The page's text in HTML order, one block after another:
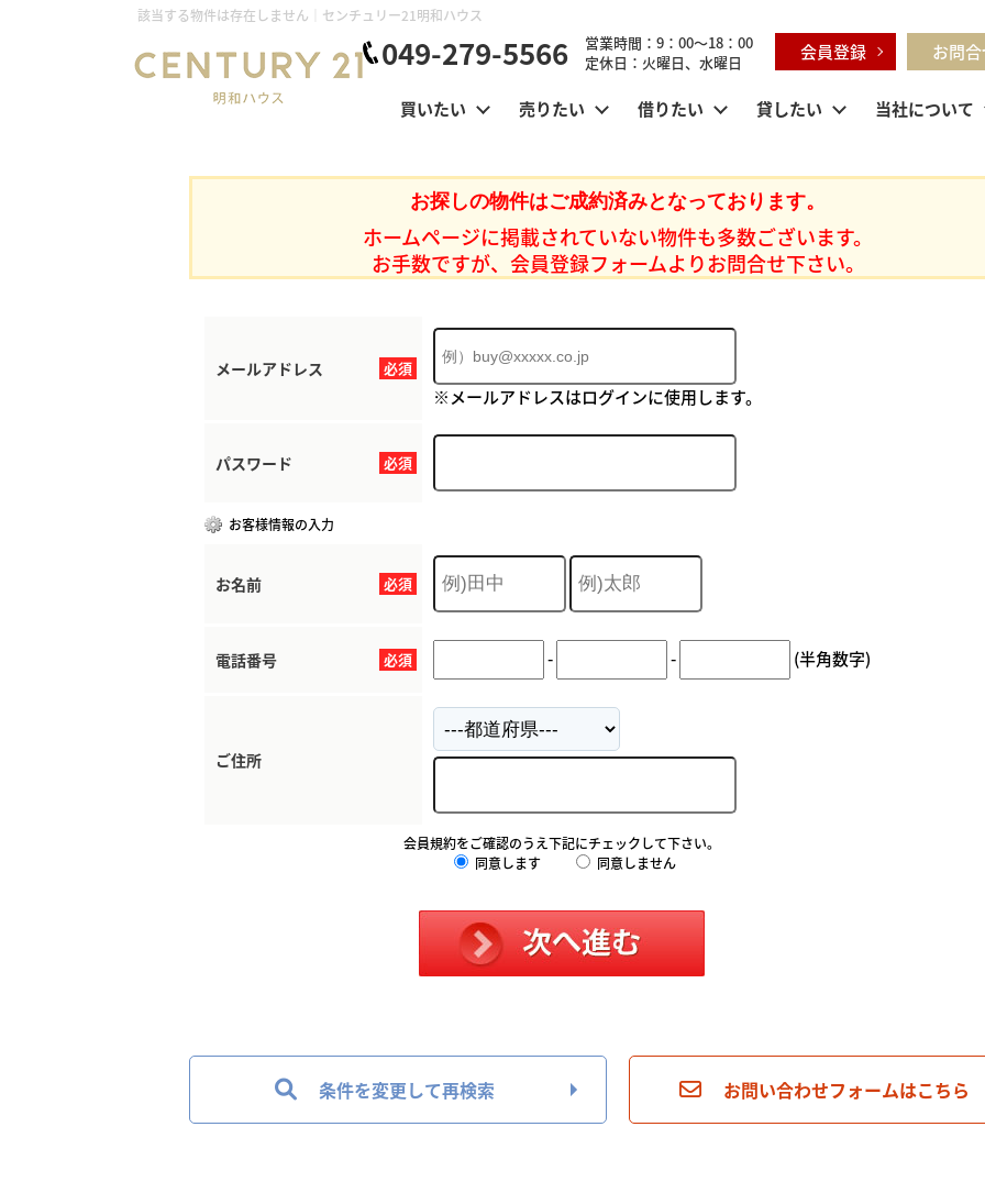
該当する物件は存在しません｜センチュリー21明和ハウス
049-279-5566
営業時間：9：00～18：00
定休日：火曜日、水曜日
会員登録 お問
買いたい 売りたい 借りたい 貸したい 当社について
お探しの物件はご成約済みとなっております。
ホームページに掲載されていない物件も多数ございます。
お手数ですが、会員登録フォームよりお問合せ下さい。
必須
メールアドレス
※メールアドレスはログインに使用します。
必須
パスワード
お客様情報の入力
必須
お名前
必須
電話番号 - - (半角数字)
ご住所
会員規約をご確認のうえ下記にチェックして下さい。
同意します
同意しません
条件を変更して再検索 お問い合わせフォームはこちら